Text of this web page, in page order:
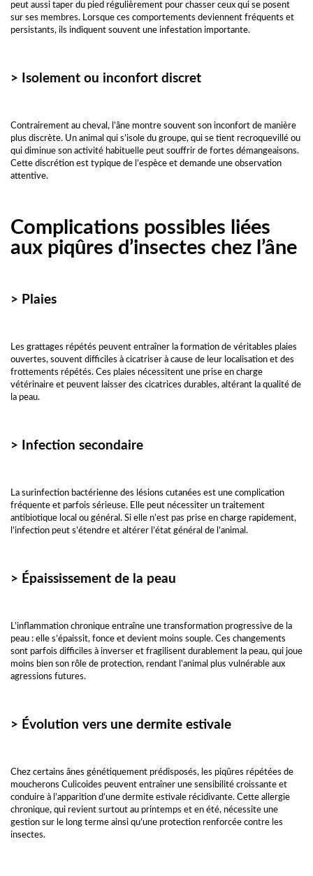
peut aussi taper du pied régulièrement pour chasser ceux qui se posent
sur ses membres. Lorsque ces comportements deviennent fréquents et
persistants, ils indiquent souvent une infestation importante.
> Isolement ou inconfort discret
Contrairement au cheval, l’âne montre souvent son inconfort de manière
plus discrète. Un animal qui s’isole du groupe, qui se tient recroquevillé ou
qui diminue son activité habituelle peut souffrir de fortes démangeaisons.
Cette discrétion est typique de l’espèce et demande une observation
attentive.
Complications possibles liées
aux piqûres d’insectes chez l’âne
> Plaies
Les grattages répétés peuvent entraîner la formation de véritables plaies
ouvertes, souvent difficiles à cicatriser à cause de leur localisation et des
frottements répétés. Ces plaies nécessitent une prise en charge
vétérinaire et peuvent laisser des cicatrices durables, altérant la qualité de
la peau.
> Infection secondaire
La surinfection bactérienne des lésions cutanées est une complication
fréquente et parfois sérieuse. Elle peut nécessiter un traitement
antibiotique local ou général. Si elle n’est pas prise en charge rapidement,
l’infection peut s’étendre et altérer l’état général de l’animal.
> Épaississement de la peau
L’inflammation chronique entraîne une transformation progressive de la
peau : elle s’épaissit, fonce et devient moins souple. Ces changements
sont parfois difficiles à inverser et fragilisent durablement la peau, qui joue
moins bien son rôle de protection, rendant l’animal plus vulnérable aux
agressions futures.
> Évolution vers une dermite estivale
Chez certains ânes génétiquement prédisposés, les piqûres répétées de
moucherons Culicoides peuvent entraîner une sensibilité croissante et
conduire à l’apparition d’une dermite estivale récidivante. Cette allergie
chronique, qui revient surtout au printemps et en été, nécessite une
gestion sur le long terme ainsi qu’une protection renforcée contre les
insectes.